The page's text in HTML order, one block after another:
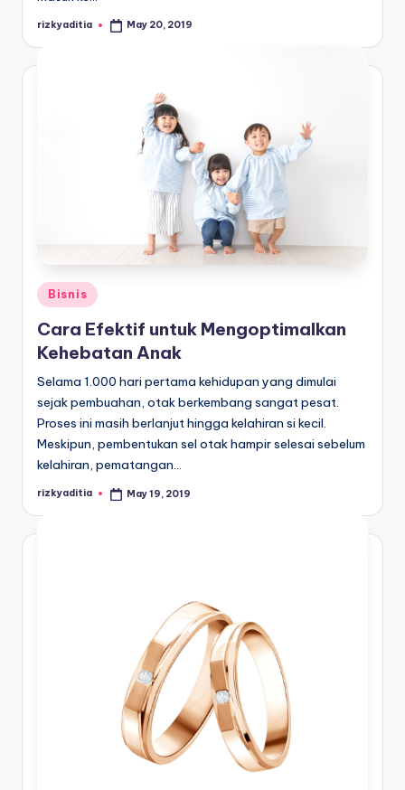
Posted
rizkyaditia May 20, 2019
Posted
Bisnis
Cara Efektif untuk Mengoptimalkan
Kehebatan Anak
Selama 1.000 hari pertama kehidupan yang dimulai
sejak pembuahan, otak berkembang sangat pesat.
Proses ini masih berlanjut hingga kelahiran si kecil.
Meskipun, pembentukan sel otak hampir selesai sebelum
kelahiran, pematangan…
Posted
rizkyaditia May 19, 2019